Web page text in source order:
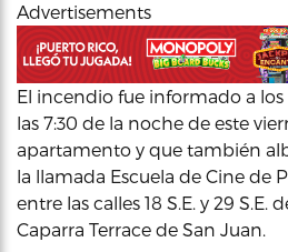
Advertisements
El incendio fue informado a
las 7:30 de la noche de este
apartamento y que también
la llamada Escuela de Cine de
entre las calles 18 S.E. y 29 S.E.
Caparra Terrace de San Juan.